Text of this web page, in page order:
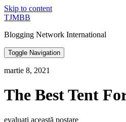
Skip to content
TJMBB
Blogging Network International
Toggle Navigation
martie 8, 2021
The Best Tent
evaluați această postare